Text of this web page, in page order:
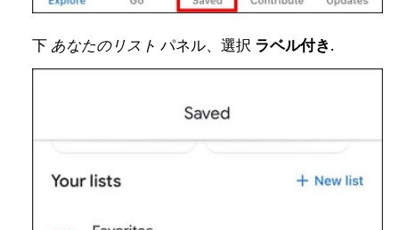
下 あなたのリスト パネル、選択 ラベル付き .